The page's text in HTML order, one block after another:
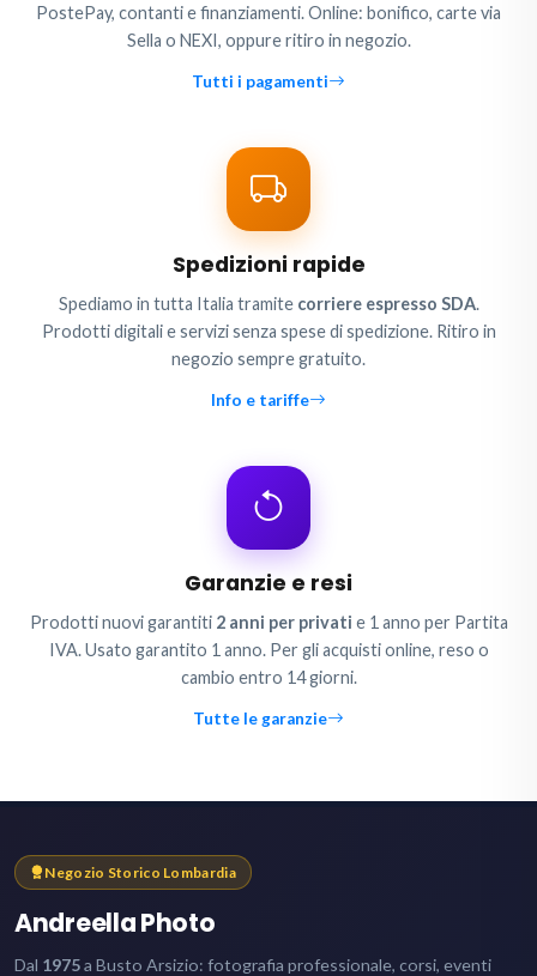
PostePay, contanti e finanziamenti. Online: bonifico, carte via
Sella o NEXI, oppure ritiro in negozio.
Tutti i pagamenti
Spedizioni rapide
Spediamo in tutta Italia tramite corriere espresso SDA.
Prodotti digitali e servizi senza spese di spedizione. Ritiro in
negozio sempre gratuito.
Info e tariffe
Garanzie e resi
Prodotti nuovi garantiti 2 anni per privati e 1 anno per Partita
IVA. Usato garantito 1 anno. Per gli acquisti online, reso o
cambio entro 14 giorni.
Tutte le garanzie
Negozio Storico Lombardia
Andreella Photo
Dal 1975a Busto Arsizio: fotografia professionale, corsi, eventi